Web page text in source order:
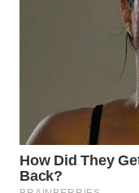
SAMOSIR
PADANG
LAWAS